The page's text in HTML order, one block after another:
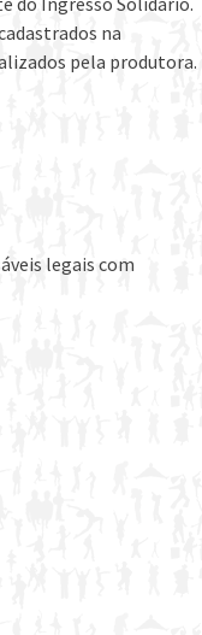
na
pela produtora.
legais com